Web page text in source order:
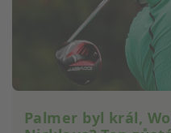
Palmer byl král,
Použití omezených
Speciální funkce IAB:
Používání přesných
poloze
Identifikace zařízení na